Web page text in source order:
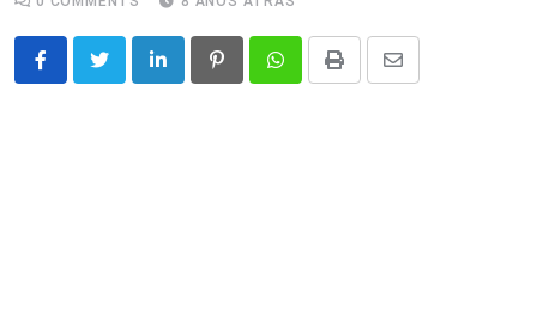
LinkedIn PinterestWhatsappPrint
Share